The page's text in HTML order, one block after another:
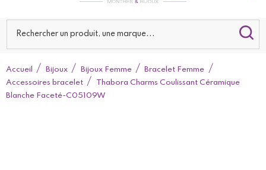
Accueil Bijoux Bijoux Femme
Bracelet Femme
Accessoires bracelet
Thabora Charms Coulissant Céramique
Blanche Faceté-C05109W